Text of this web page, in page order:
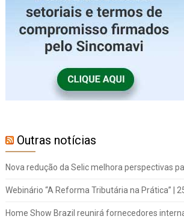
Outras notícias
Nova redução da Selic melhora perspectivas
Webinário “A Reforma Tributária na Prática” |
Home Show Brazil reunirá fornecedores